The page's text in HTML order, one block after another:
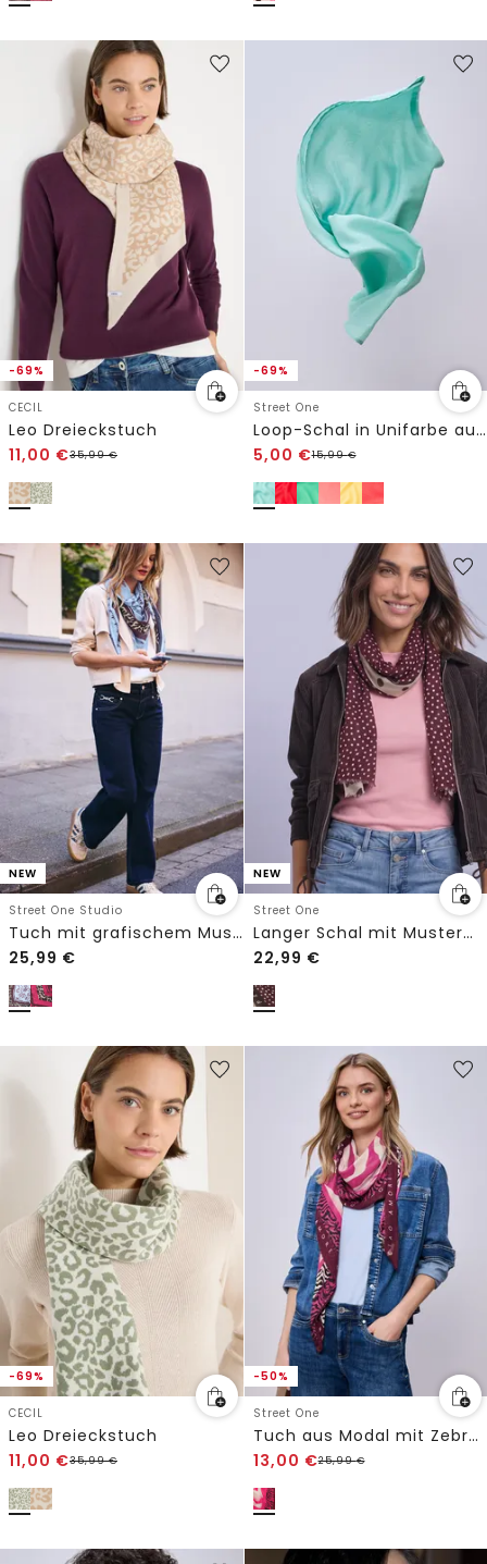
-69%
CECIL
Leo Dreieckstuch
11,00 €35,99€
-69%
Street One
Loop-Schal in Unifarbe aus Viskose
5,00 €15,99€
NEW
Street One Studio
Tuch mit grafischem Muster
25,99 €
NEW
Street One
Langer Schal mit Mustermix
22,99 €
-69%
CECIL
Leo Dreieckstuch
11,00 €35,99€
-50%
Street One
Tuch aus Modal mit Zebra-Print
13,00 €25,99€